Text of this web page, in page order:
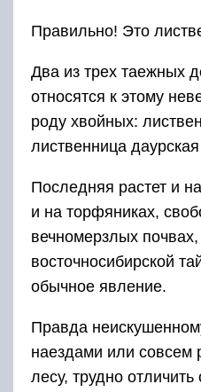
Правильно! Это
Два из трех таежных
относятся к этому
роду хвойных:
лиственница
Последняя растет и
и на торфяниках,
вечномерзлых почвах,
восточносибирской
обычное явление.
Правда
наездами или совсем
лесу, трудно